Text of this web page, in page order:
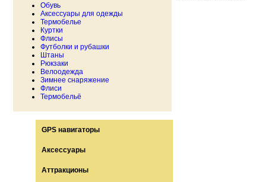
Обувь
Аксессуары для одежды
Термобелье
Куртки
Флисы
Футболки и рубашки
Штаны
Рюкзаки
Велоодежда
Зимнее снаряжение
Флиси
Термобельё
GPS навигаторы
Аксессуары
Аттракционы